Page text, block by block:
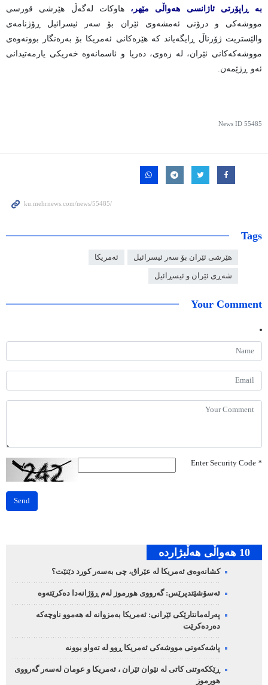
بە ڕاپۆرتی ئاژانسی هەواڵی مێهر،هاوکات لەگەڵ هێرشی قورسی
مووشەکی و درۆنی ئەمشەوی ئێران بۆ سەر ئیسرائیل ڕۆژنامەی
والێستریت ژۆرناڵ ڕایگەیاند کە هێزەکانی ئەمریکا بۆ بەرەنگار بوونەوەی
مووشەکەکانی ئێران، لە زەوی، دەریا و ئاسمانەوە خەریکی یارمەتیدانی
ئەو ڕژێمەن.
News ID 55485
Tags
هێرشی ئێران بۆ سەر ئیسرائیل ئەمریکا
شەڕی ئێران و ئیسڕائیل
Your Comment
*
Send
10 هه‌واڵی هه‌ڵبژارده‌
کشانەوەی ئەمریکا لە عێراق، چی بەسەر کورد دێنێت؟
ئەسۆشێتدپرێس: گەرووی هورموز لەم ڕۆژانەدا دەکرێتەوە
پەرلەمانتارێکی ئێرانی: ئەمریکا بەمزوانە لە هەموو ناوچەکە
دەردەکرێت
پاشەکەوتی مووشەکی ئەمریکا ڕوو لە تەواو بوونە
ڕێککەوتنی کاتی لە نێوان ئێران ، ئەمریکا و عومان لەسەر گەرووی
هورموز